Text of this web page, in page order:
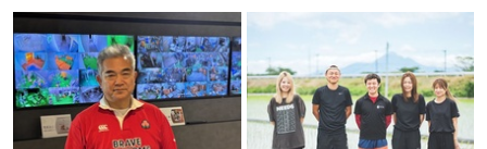
質を生み出すのは